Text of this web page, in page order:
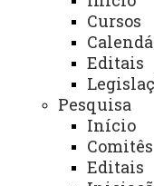
Cursos
Editais
Pesquisa
Início
Comitês
Editais
Descrição
-
comunidade
Universitários)
-